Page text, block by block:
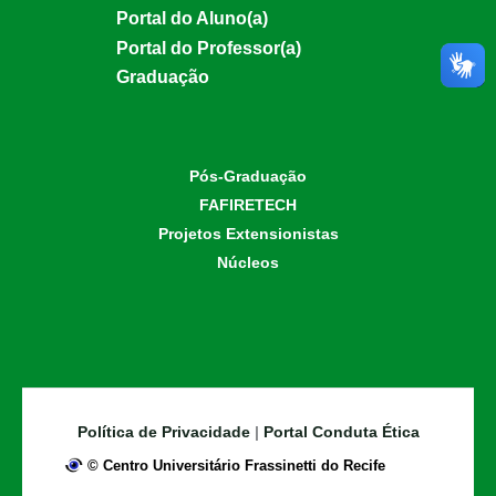
Portal do Aluno(a)
Portal do Professor(a)
Graduação
Pós-Graduação
FAFIRETECH
Projetos Extensionistas
Núcleos
Política de Privacidade | Portal Conduta Ética
© Centro Universitário Frassinetti do Recife